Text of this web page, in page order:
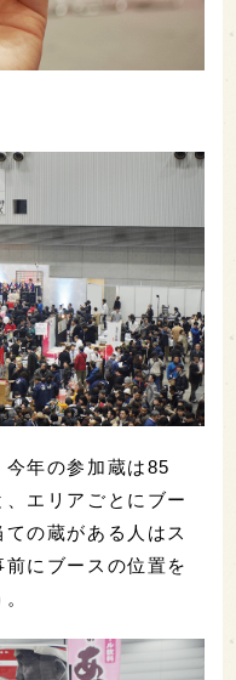
年の参加蔵は85
エリアごとにブー
の蔵がある人はス
にブースの位置を